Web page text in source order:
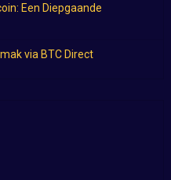
Een Diepgaande
via BTC Direct